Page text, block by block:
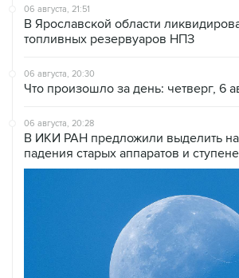
06 августа, 21:51
В Ярославской области
топливных резервуаров НПЗ
06 августа, 20:30
Что произошло за день: четверг, 6
06 августа, 20:28
В ИКИ РАН предложили выделить
падения старых аппаратов и